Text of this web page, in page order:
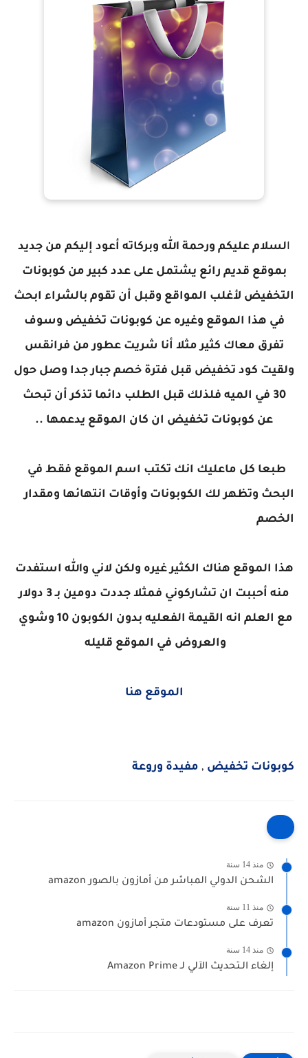
السلام عليكم ورحمة الله وبركاته أعود إليكم من جديد
بموقع قديم رائع يشتمل على عدد كبير من كوبونات
التخفيض لأغلب المواقع وقبل أن تقوم بالشراء ابحث
في هذا الموقع وغيره عن كوبونات تخفيض وسوف
تفرق معاك كثير مثلا أنا شريت عطور من فرانقس
ولقيت كود تخفيض قبل فترة خصم جبار جدا وصل حول
30 في الميه فلذلك قبل الطلب دائما تذكر أن تبحث
عن كوبونات تخفيض ان كان الموقع يدعمها ..
طبعا كل ماعليك انك تكتب اسم الموقع فقط في
البحث وتظهر لك الكوبونات وأوقات انتهائها ومقدار
الخصم
هذا الموقع هناك الكثير غيره ولكن لاني والله استفدت
منه أحببت ان تشاركوني فمثلا جددت دومين بـ 3 دولار
مع العلم انه القيمة الفعليه بدون الكوبون 10 وشوي
والعروض في الموقع قليله
الموقع هنا
كوبونات تخفيض , مفيدة وروعة
منذ 14 سنة
الشحن الدولي المباشر من أمازون بالصور amazon
منذ 11 سنة
تعرف على مستودعات متجر أمازون amazon
منذ 14 سنة
إلغاء الـتحديث الآلي لـ Amazon Prime